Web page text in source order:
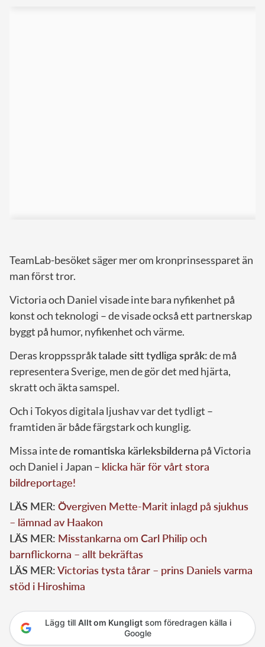
TeamLab-besöket säger mer om kronprinsessparet än
man först tror.
Victoria och Daniel visade inte bara nyfikenhet på
konst och teknologi – de visade också ett partnerskap
byggt på humor, nyfikenhet och värme.
Deras kroppsspråktalade sitt tydliga språk:de må
representera Sverige, men de gör det med hjärta,
skratt och äkta samspel.
Och i Tokyos digitala ljushav var det tydligt –
framtiden är både färgstark och kunglig.
Missa intede romantiska kärleksbilderna på Victoria
och Daniel i Japan – klicka här för vårt stora
bildreportage!
LÄS MER: Övergiven Mette-Marit inlagd på sjukhus
– lämnad av Haakon
LÄS MER: Misstankarna om Carl Philip och
barnflickorna – allt bekräftas
LÄS MER:Victorias tysta tårar – prins Daniels varma
stöd i Hiroshima
Lägg till Allt om Kungligtsom föredragen källa i
Google